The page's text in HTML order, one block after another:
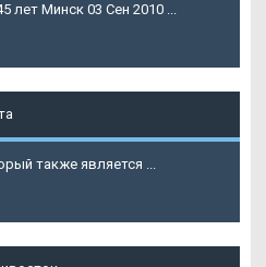
лет Минск 03 Сен 2010 ...
также является ...